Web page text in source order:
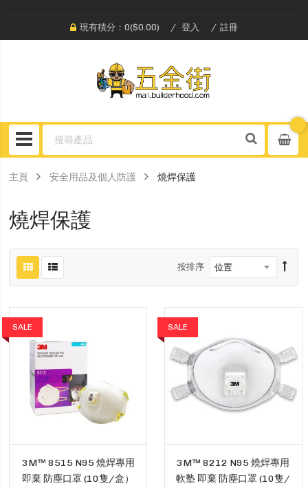
現有積分：0($0.00) 登入 註冊
主頁 安全用品及個人防護 燒焊保護
燒焊保護
按排序
SALE
3M™ 8515 N95 燒焊專用
即棄 防塵口罩 (10隻/盒）
SALE
3M™ 8212 N95 燒焊專用
軟塾 即棄 防塵口罩 (10隻/